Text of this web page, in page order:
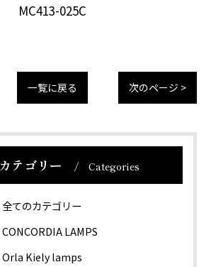
MC413-025C
一覧に戻る 次のページ >
カテゴリー Categories
全てのカテゴリー
CONCORDIA LAMPS
Orla Kiely lamps